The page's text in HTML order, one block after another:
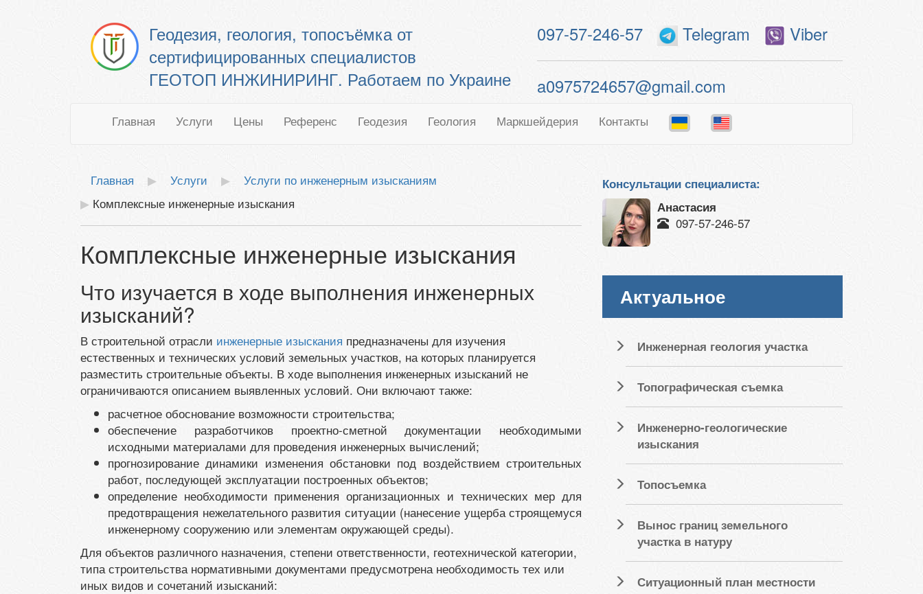
Геодезия, геология, топосъёмка от
сертифицированных специалистов
ГЕОТОП ИНЖИНИРИНГ. Работаем по Украине
097-57-246-57 Telegram Viber
a0975724657@gmail.com
Главная Услуги Цены Референс Геодезия Геология Маркшейдерия Контакты
Главная Услуги
Услуги по инженерным изысканиям
Комплексные инженерные изыскания
Комплексные инженерные изыскания
Что изучается в ходе выполнения инженерных
изысканий?
В строительной отрасли инженерные изыскания предназначены для изучения
естественных и технических условий земельных участков, на которых планируется
разместить строительные объекты. В ходе выполнения инженерных изысканий не
ограничиваются описанием выявленных условий. Они включают также:
расчетное обоснование возможности строительства;
обеспечение разработчиков проектно-сметной документации необходимыми
исходными материалами для проведения инженерных вычислений;
прогнозирование динамики изменения обстановки под воздействием строительных
работ, последующей эксплуатации построенных объектов;
определение необходимости применения организационных и технических мер для
предотвращения нежелательного развития ситуации (нанесение ущерба строящемуся
инженерному сооружению или элементам окружающей среды).
Для объектов различного назначения, степени ответственности, геотехнической категории,
типа строительства нормативными документами предусмотрена необходимость тех или
иных видов и сочетаний изысканий:
Консультации специалиста:
Анастасия
097-57-246-57
Актуальное
Инженерная геология участка
Топографическая съемка
Инженерно-геологические
изыскания
Топосъемка
Вынос границ земельного
участка в натуру
Ситуационный план местности